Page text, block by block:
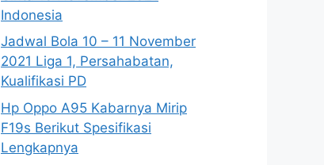
Indonesia
Jadwal Bola 10 – 11 November
2021 Liga 1, Persahabatan,
Kualifikasi PD
Hp Oppo A95 Kabarnya Mirip
F19s Berikut Spesifikasi
Lengkapnya